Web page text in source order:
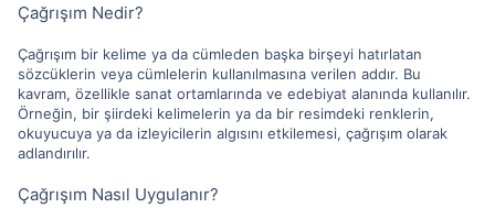
Çağrışım Nedir?
Çağrışım bir kelime ya da cümleden başka birşeyi hatırlatan
sözcüklerin veya cümlelerin kullanılmasına verilen addır. Bu
kavram, özellikle sanat ortamlarında ve edebiyat alanında kullanılır.
Örneğin, bir şiirdeki kelimelerin ya da bir resimdeki renklerin,
okuyucuya ya da izleyicilerin algısını etkilemesi, çağrışım olarak
adlandırılır.
Çağrışım Nasıl Uygulanır?